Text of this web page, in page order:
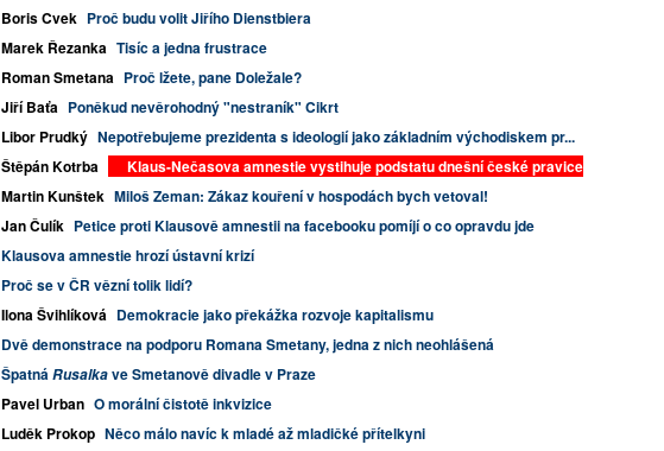
Boris Cvek Proč budu volit Jiřího Dienstbiera
Marek Řezanka Tisíc a jedna frustrace
Roman Smetana Proč lžete, pane Doležale?
Jiří Baťa Poněkud nevěrohodný "nestraník" Cikrt
Libor Prudký Nepotřebujeme prezidenta s ideologií jako základním východiskem pr...
Štěpán Kotrba Klaus-Nečasova amnestie vystihuje podstatu dnešní české pravice
Martin Kunštek Miloš Zeman: Zákaz kouření v hospodách bych vetoval!
Jan Čulík Petice proti Klausově amnestii na facebooku pomíjí o co opravdu jde
Klausova amnestie hrozí ústavní krizí
Proč se v ČR vězní tolik lidí?
Ilona Švihlíková Demokracie jako překážka rozvoje kapitalismu
Dvě demonstrace na podporu Romana Smetany, jedna z nich neohlášená
ŠpatnáRusalkave Smetanově divadle v Praze
Pavel Urban O morální čistotě inkvizice
Luděk Prokop Něco málo navíc k mladé až mladičké přítelkyni